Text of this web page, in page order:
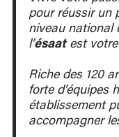
welcomes 280
university
professors and
Neveuxin 1991,
thanks to their
well-appointed
The School’s
pour réussir un
niveau national
l’ésaatest votre
Riche des 120
forte d’équipes
établissement
accompagner